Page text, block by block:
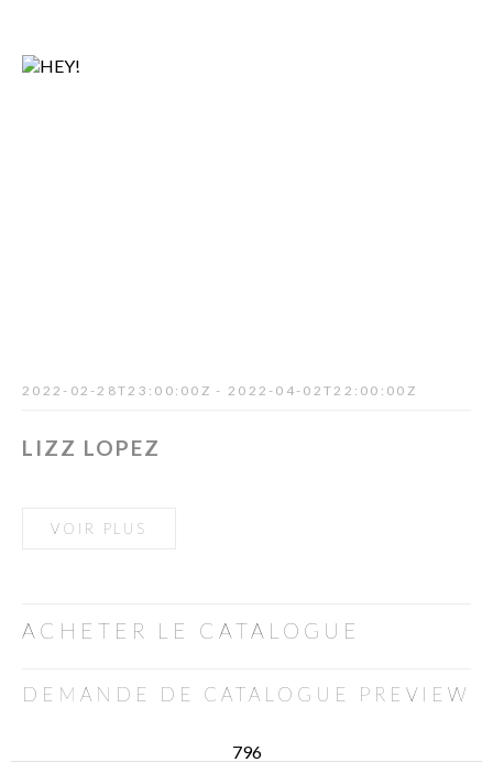
2022-02-28T23:00:00Z - 2022-04-02T22:00:00Z
LIZZ LOPEZ
VOIR PLUS
ACHETER LE CATALOGUE
DEMANDE DE CATALOGUE PREVIEW
796